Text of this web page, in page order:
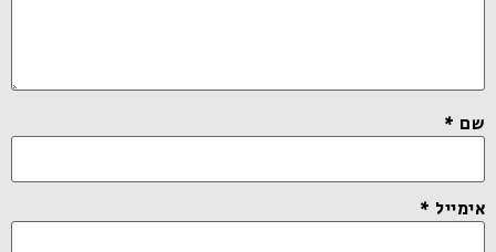
שם *
אימייל *